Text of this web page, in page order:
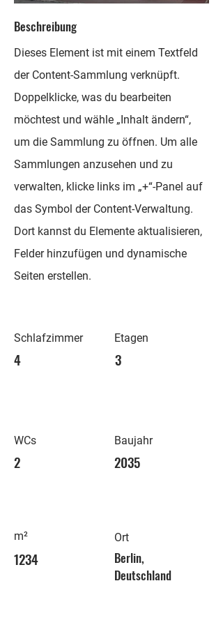
Beschreibung
Dieses Element ist mit einem Textfeld
der Content-Sammlung verknüpft.
Doppelklicke, was du bearbeiten
möchtest und wähle „Inhalt ändern“,
um die Sammlung zu öffnen. Um alle
Sammlungen anzusehen und zu
verwalten, klicke links im „+“-Panel auf
das Symbol der Content-Verwaltung.
Dort kannst du Elemente aktualisieren,
Felder hinzufügen und dynamische
Seiten erstellen.
Schlafzimmer
4
WCs
2
m²
1234
Etagen
3
Baujahr
2035
Ort
Berlin,
Deutschland